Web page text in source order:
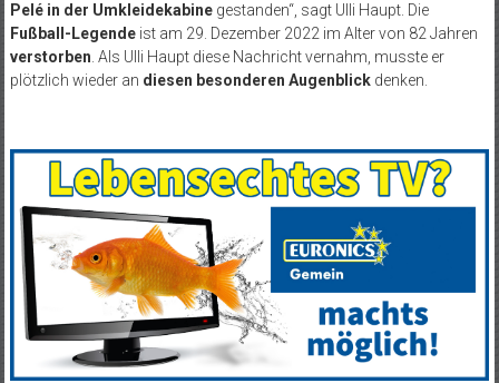
Pelé in der Umkleidekabinegestanden“, sagt Ulli Haupt. Die
Fußball-Legendeist am 29. Dezember 2022 im Alter von 82 Jahren
verstorben . Als Ulli Haupt diese Nachricht vernahm, musste er
plötzlich wieder an diesen besonderen Augenblickdenken.